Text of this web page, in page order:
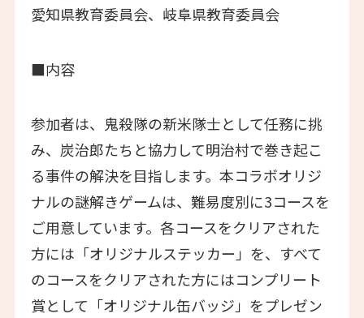
愛知県教育委員会、岐阜県教育委員会
■内容
参加者は、鬼殺隊の新米隊士として任務に挑
み、炭治郎たちと協力して明治村で巻き起こ
る事件の解決を目指します。本コラボオリジ
ナルの謎解きゲームは、難易度別に3コースを
ご用意しています。各コースをクリアされた
方には「オリジナルステッカー」を、すべて
のコースをクリアされた方にはコンプリート
賞として「オリジナル缶バッジ」をプレゼン